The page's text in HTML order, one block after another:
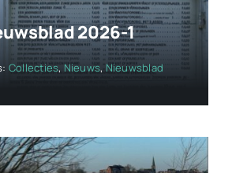
2026-1
Collecties, Nieuws, Nieuwsblad